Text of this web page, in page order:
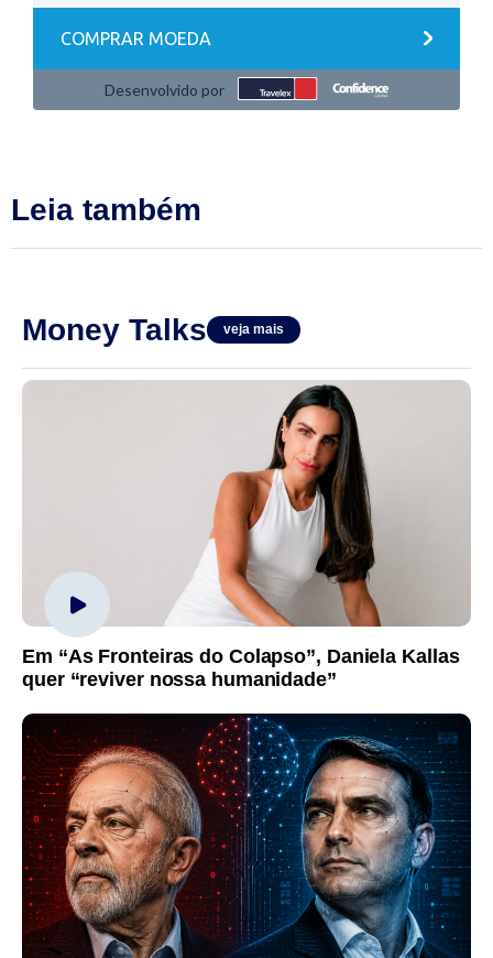
Leia também
Money Talks veja mais
Em “As Fronteiras do Colapso”, Daniela Kallas
quer “reviver nossa humanidade”